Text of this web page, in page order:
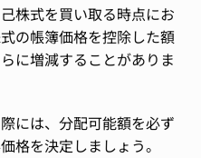
株式を買い取る時点にお
の帳簿価格を控除した額
に増減することがありま
には、分配可能額を必ず
格を決定しましょう。